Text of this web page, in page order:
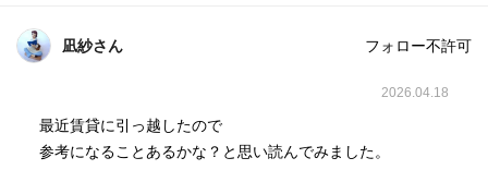
凪紗さん フォロー不許可
2026.04.18
最近賃貸に引っ越したので
参考になることあるかな？と思い読んでみました。